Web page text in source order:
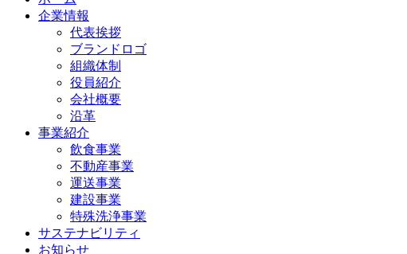
企業情報
代表挨拶
ブランドロゴ
組織体制
役員紹介
会社概要
沿革
事業紹介
飲食事業
不動産事業
運送事業
建設事業
特殊洗浄事業
サステナビリティ
お知らせ